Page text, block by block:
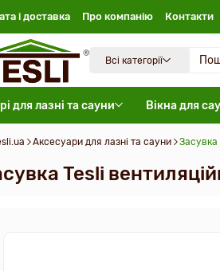
і доставка Про компанію Контакти
Всі категорії
для лазні та сауни Вікна для
Аксесуари для лазні та сауни Засувка
Tesli